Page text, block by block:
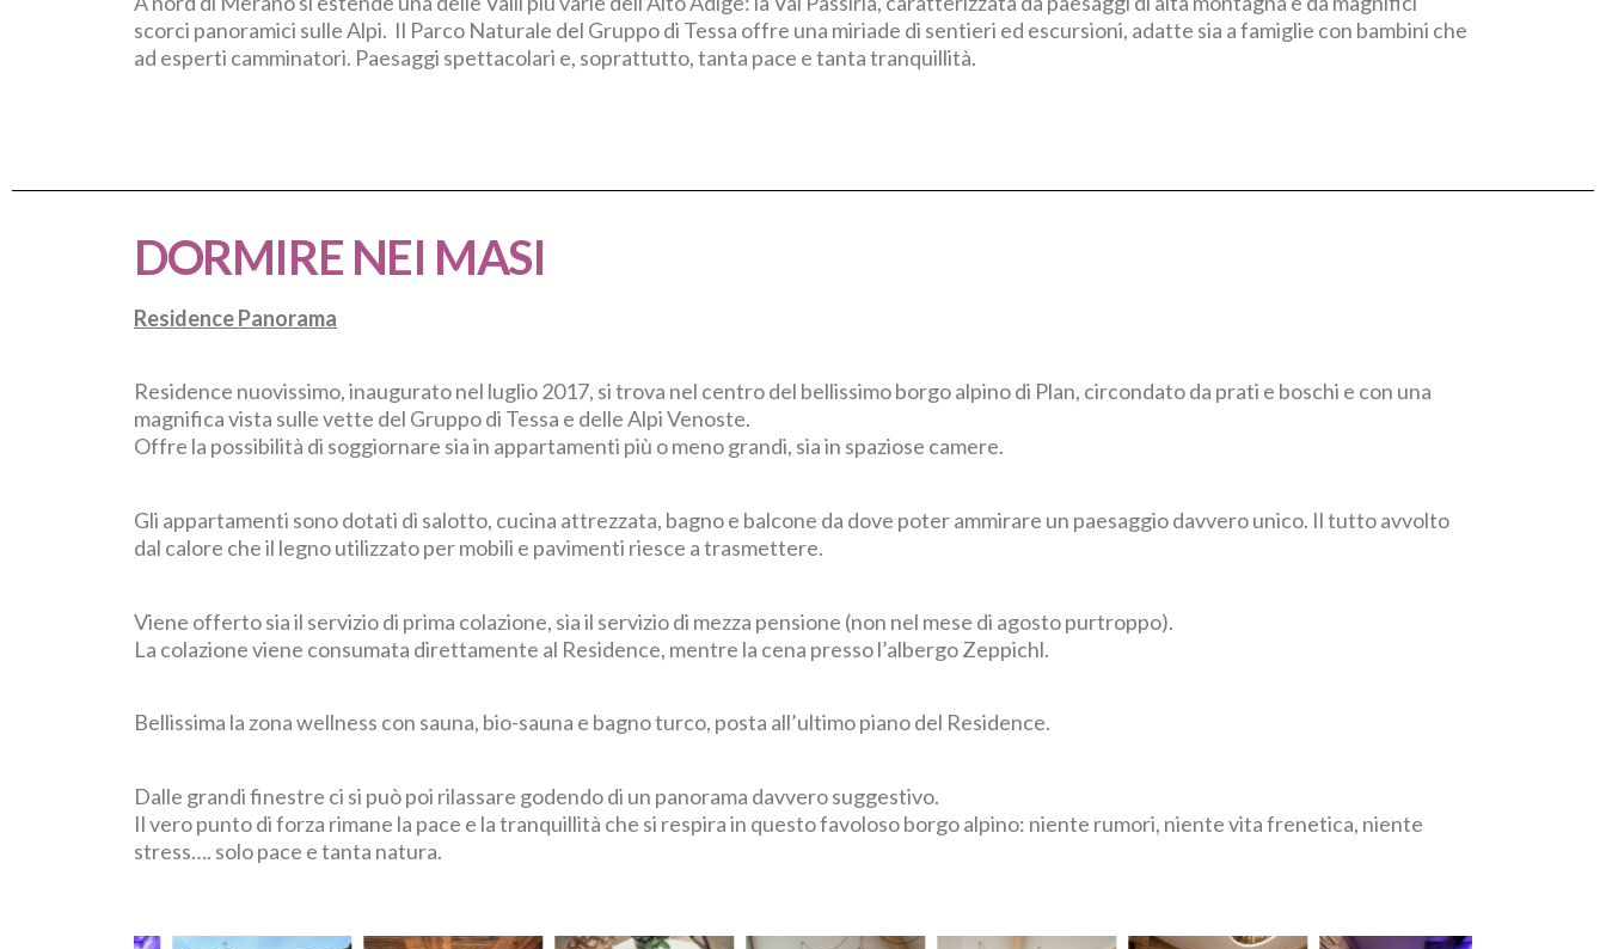
scorci panoramici sulle Alpi. Il Parco Naturale del Gruppo di Tessa offre una miriade di sentieri ed escursioni, adatte sia a famiglie con bambini che
ad esperti camminatori. Paesaggi spettacolari e, soprattutto, tanta pace e tanta tranquillità.
DORMIRE NEI MASI
Residence Panorama
Residence nuovissimo, inaugurato nel luglio 2017, si trova nel centro del bellissimo borgo alpino di Plan, circondato da prati e boschi e con una
magnifica vista sulle vette del Gruppo di Tessa e delle Alpi Venoste.
Offre la possibilità di soggiornare sia in appartamenti più o meno grandi, sia in spaziose camere.
Gli appartamenti sono dotati di salotto, cucina attrezzata, bagno e balcone da dove poter ammirare un paesaggio davvero unico. Il tutto avvolto
dal calore che il legno utilizzato per mobili e pavimenti riesce a trasmettere.
Viene offerto sia il servizio di prima colazione, sia il servizio di mezza pensione (non nel mese di agosto purtroppo).
La colazione viene consumata direttamente al Residence, mentre la cena presso l’albergo Zeppichl.
Bellissima la zona wellness con sauna, bio-sauna e bagno turco, posta all’ultimo piano del Residence.
Dalle grandi finestre ci si può poi rilassare godendo di un panorama davvero suggestivo.
Il vero punto di forza rimane la pace e la tranquillità che si respira in questo favoloso borgo alpino: niente rumori, niente vita frenetica, niente
stress…. solo pace e tanta natura.